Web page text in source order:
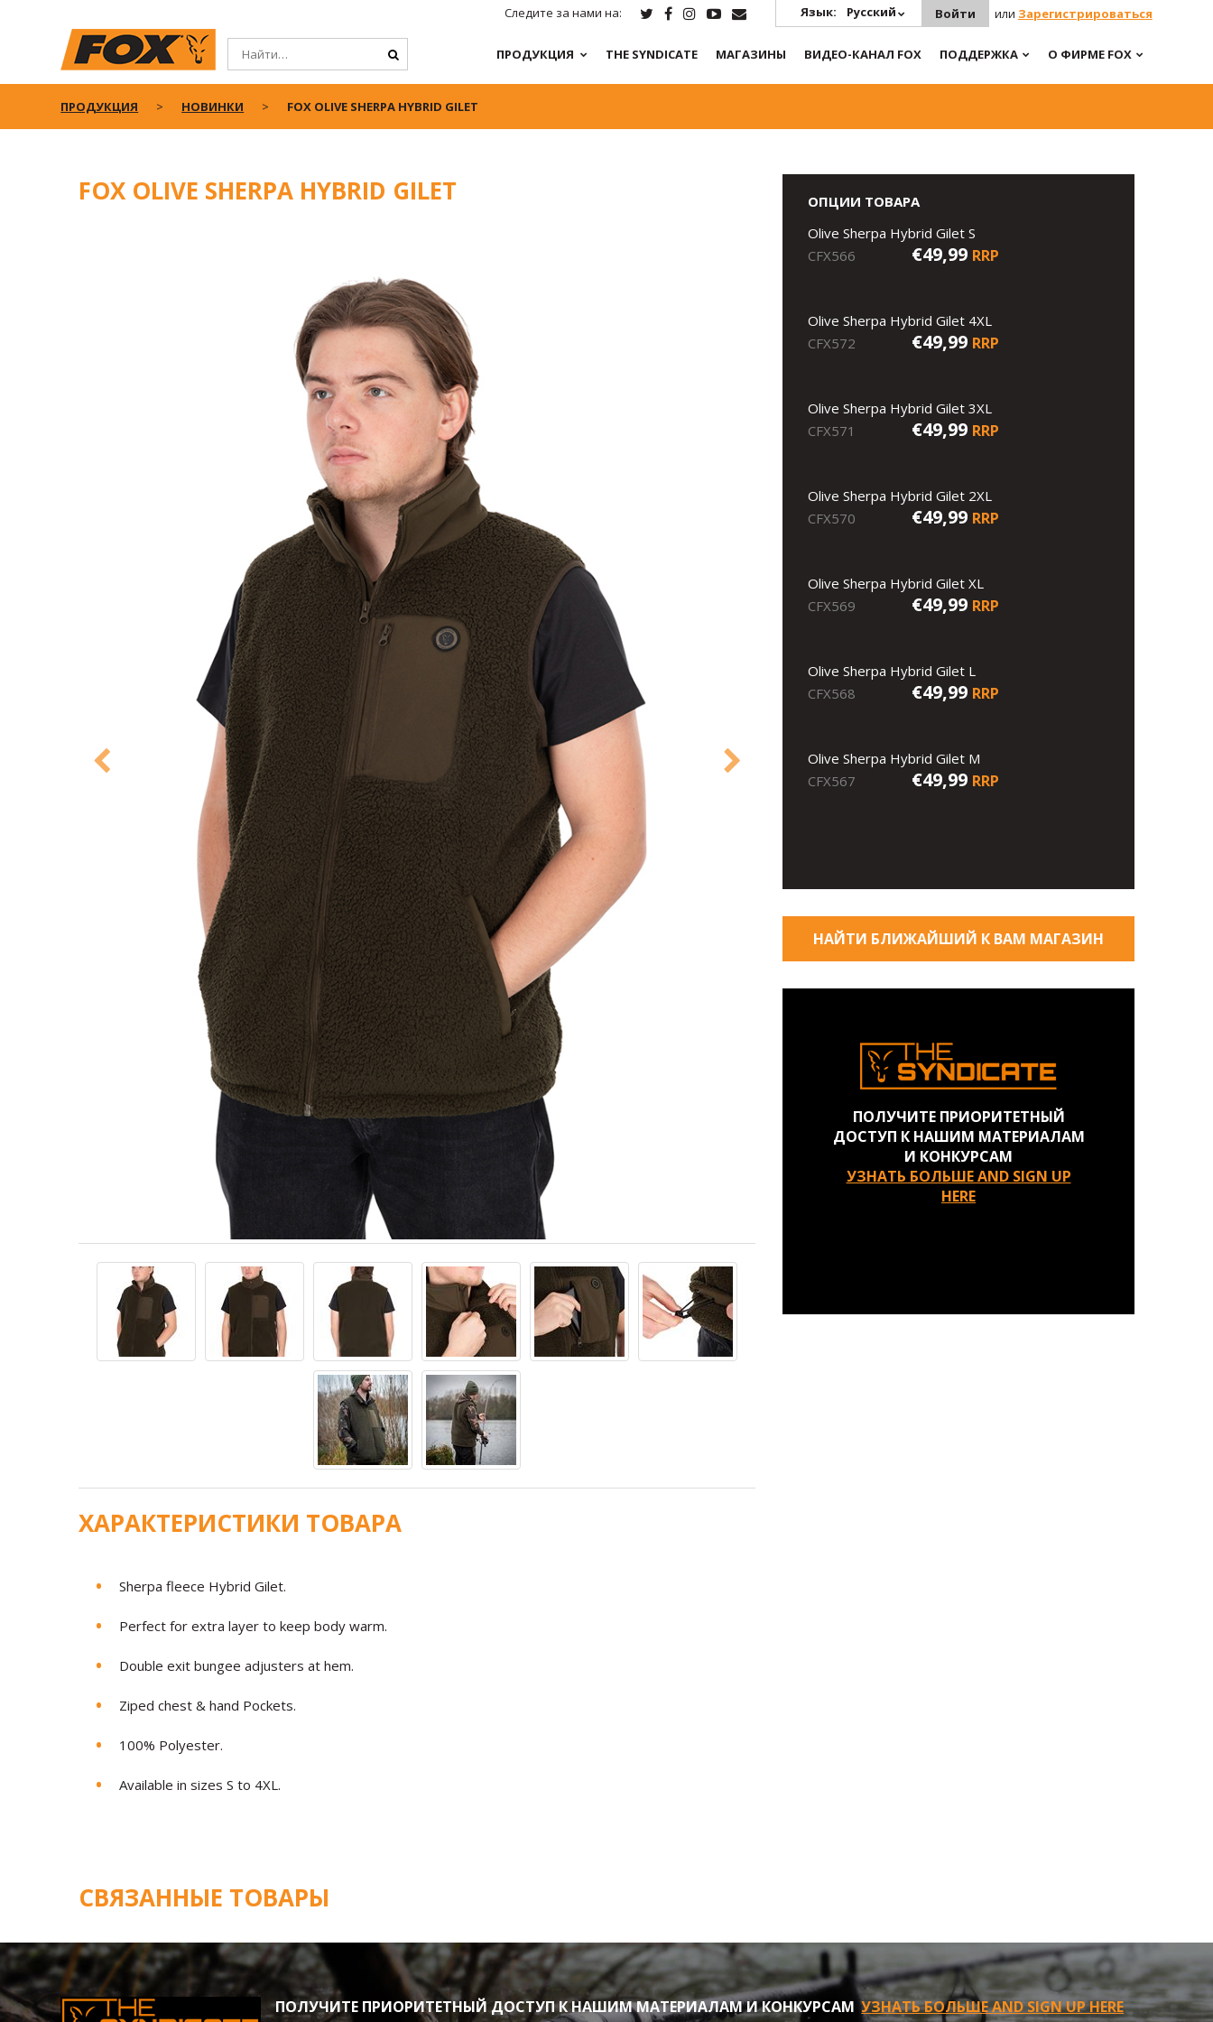
Следите за нами на: Язык: Русский Войти или Зарегистрироваться
ПРОДУКЦИЯ THE SYNDICATE МАГАЗИНЫ ВИДЕО-КАНАЛ FOX ПОДДЕРЖКА О ФИРМЕ FOX
ПРОДУКЦИЯ НОВИНКИ FOX OLIVE SHERPA HYBRID GILET
FOX OLIVE SHERPA HYBRID GILET
ХАРАКТЕРИСТИКИ ТОВАРА
Sherpa fleece Hybrid Gilet.
Perfect for extra layer to keep body warm.
Double exit bungee adjusters at hem.
Ziped chest & hand Pockets.
100% Polyester.
Available in sizes S to 4XL.
ОПЦИИ ТОВАРА
Olive Sherpa Hybrid Gilet S
CFX566
€49,99 RRP
Olive Sherpa Hybrid Gilet 4XL
CFX572
€49,99 RRP
Olive Sherpa Hybrid Gilet 3XL
CFX571
€49,99 RRP
Olive Sherpa Hybrid Gilet 2XL
CFX570
€49,99 RRP
Olive Sherpa Hybrid Gilet XL
CFX569
€49,99 RRP
Olive Sherpa Hybrid Gilet L
CFX568
€49,99 RRP
Olive Sherpa Hybrid Gilet M
CFX567
€49,99 RRP
НАЙТИ БЛИЖАЙШИЙ К ВАМ МАГАЗИН
ПОЛУЧИТЕ ПРИОРИТЕТНЫЙ
ДОСТУП К НАШИМ МАТЕРИАЛАМ
И КОНКУРСАМ
УЗНАТЬ БОЛЬШЕ AND SIGN UP
HERE
СВЯЗАННЫЕ ТОВАРЫ
ПОЛУЧИТЕ ПРИОРИТЕТНЫЙ ДОСТУП К НАШИМ МАТЕРИАЛАМ И КОНКУРСАМ УЗНАТЬ БОЛЬШЕ AND SIGN UP HERE